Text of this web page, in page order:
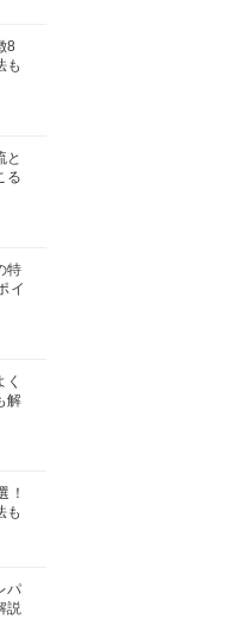
8
も
と
る
特
イ
く
解
！
も
パ
説